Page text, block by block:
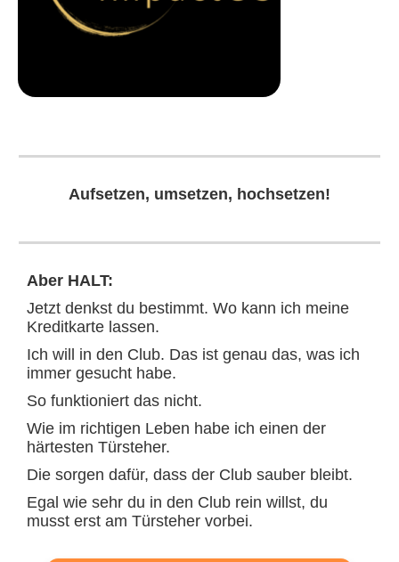
Aufsetzen, umsetzen, hochsetzen!
Aber HALT:
Jetzt denkst du bestimmt. Wo kann ich meine
Kreditkarte lassen.
Ich will in den Club. Das ist genau das, was ich
immer gesucht habe.
So funktioniert das nicht.
Wie im richtigen Leben habe ich einen der
härtesten Türsteher.
Die sorgen dafür, dass der Club sauber bleibt.
Egal wie sehr du in den Club rein willst, du
musst erst am Türsteher vorbei.